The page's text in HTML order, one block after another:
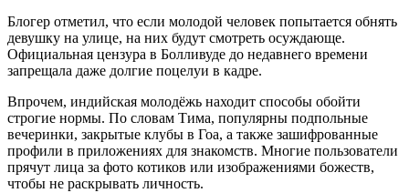
Блогер отметил, что если молодой человек попытается обнять
девушку на улице, на них будут смотреть осуждающе.
Официальная цензура в Болливуде до недавнего времени
запрещала даже долгие поцелуи в кадре.
Впрочем, индийская молодёжь находит способы обойти
строгие нормы. По словам Тима, популярны подпольные
вечеринки, закрытые клубы в Гоа, а также зашифрованные
профили в приложениях для знакомств. Многие пользователи
прячут лица за фото котиков или изображениями божеств,
чтобы не раскрывать личность.